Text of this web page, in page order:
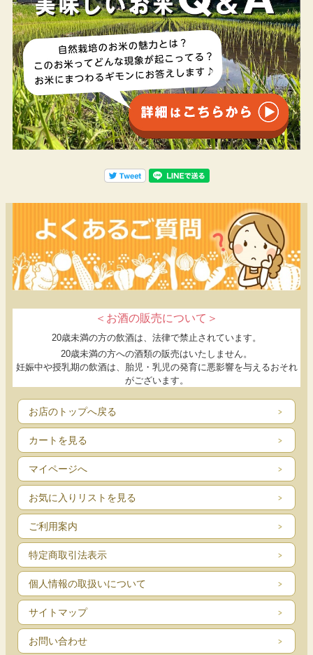
＜お酒の販売について＞
20歳未満の方の飲酒は、法律で禁止されています。
20歳未満の方への酒類の販売はいたしません。
妊娠中や授乳期の飲酒は、胎児・乳児の発育に悪影響を与えるおそれ
がございます。
お店のトップへ戻る
カートを見る
マイページへ
お気に入りリストを見る
ご利用案内
特定商取引法表示
個人情報の取扱いについて
サイトマップ
お問い合わせ